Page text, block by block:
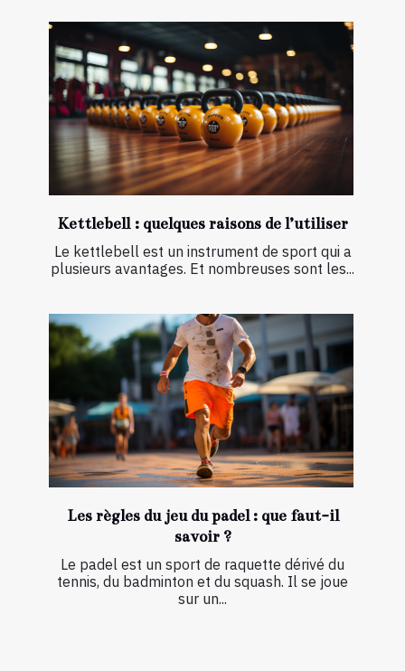
Kettlebell : quelques raisons de l’utiliser
Le kettlebell est un instrument de sport qui a
plusieurs avantages. Et nombreuses sont les...
Les règles du jeu du padel : que faut-il
savoir ?
Le padel est un sport de raquette dérivé du
tennis, du badminton et du squash. Il se joue
sur un...